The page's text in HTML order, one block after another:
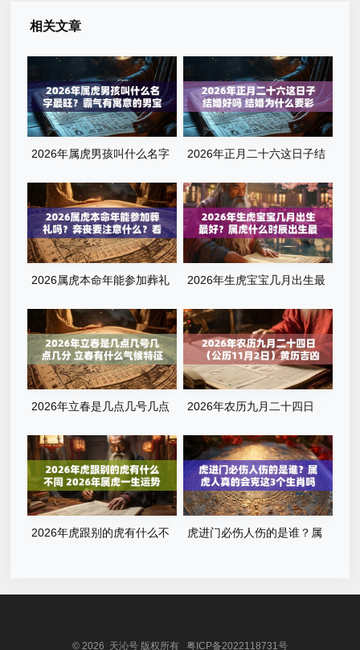
相关文章
2026年属虎男孩叫什么名字
字清单
2026年正月二十六这日子结
2026属虎本命年能参加葬礼
篇就懂了
2026年生虎宝宝几月出生最
运？全解析来了
2026年立春是几点几号几点
2026年农历九月二十四日
询：当天几点是吉时？
2026年虎跟别的虎有什么不
虎进门必伤人伤的是谁？属
© 2026 天沁号 版权所有 粤ICP备2022118731号